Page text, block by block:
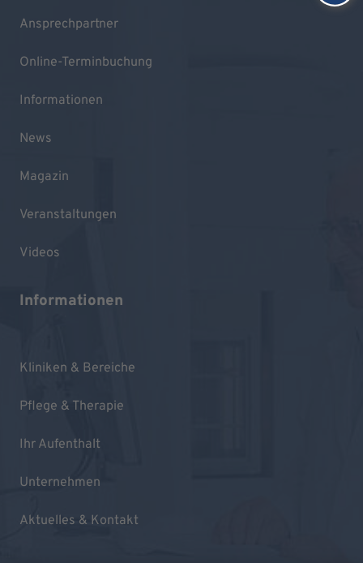
Ansprechpartner
Online-Terminbuchung
Informationen
News
Magazin
Veranstaltungen
Videos
Informationen
Kliniken & Bereiche
Pflege & Therapie
Ihr Aufenthalt
Unternehmen
Aktuelles & Kontakt